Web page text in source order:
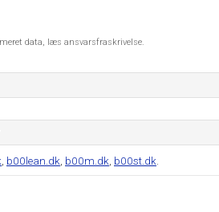
data, læs ansvarsfraskrivelse.
b00lean.dk b00m.dk b00st.dk